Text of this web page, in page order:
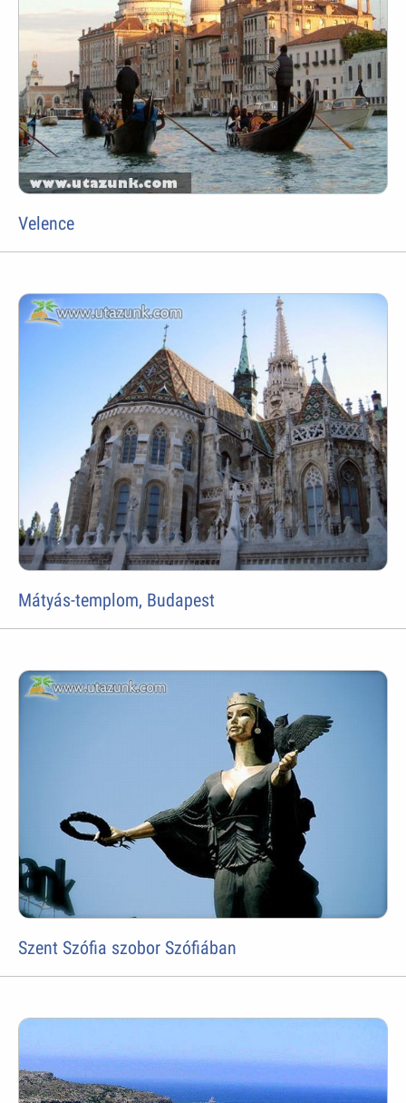
Velence
Mátyás-templom, Budapest
Szent Szófia szobor Szófiában